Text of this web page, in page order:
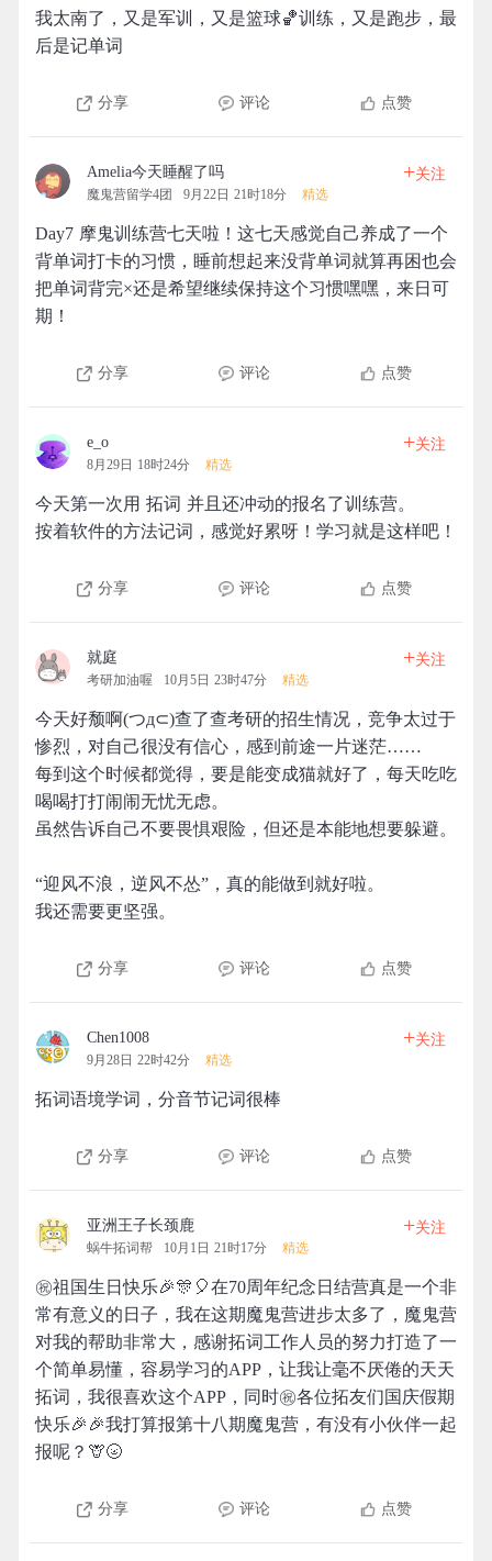
我太南了，又是军训，又是篮球🏀训练，又是跑步，最
后是记单词
分享 评论 点赞
Amelia今天睡醒了吗
魔鬼营留学4团 9月22日 21时18分 精选
+关注
Day7 摩鬼训练营七天啦！这七天感觉自己养成了一个
背单词打卡的习惯，睡前想起来没背单词就算再困也会
把单词背完×还是希望继续保持这个习惯嘿嘿，来日可
期！
分享 评论 点赞
e_o
8月29日 18时24分 精选
+关注
今天第一次用 拓词 并且还冲动的报名了训练营。
按着软件的方法记词，感觉好累呀！学习就是这样吧！
分享 评论 点赞
就庭
考研加油喔 10月5日 23时47分 精选
+关注
今天好颓啊(つд⊂)查了查考研的招生情况，竞争太过于
惨烈，对自己很没有信心，感到前途一片迷茫……
每到这个时候都觉得，要是能变成猫就好了，每天吃吃
喝喝打打闹闹无忧无虑。
虽然告诉自己不要畏惧艰险，但还是本能地想要躲避。
“迎风不浪，逆风不怂”，真的能做到就好啦。
我还需要更坚强。
分享 评论 点赞
Chen1008
9月28日 22时42分 精选
+关注
拓词语境学词，分音节记词很棒
分享 评论 点赞
亚洲王子长颈鹿
蜗牛拓词帮 10月1日 21时17分 精选
+关注
㊗️祖国生日快乐🎉🎊🎈在70周年纪念日结营真是一个非
常有意义的日子，我在这期魔鬼营进步太多了，魔鬼营
对我的帮助非常大，感谢拓词工作人员的努力打造了一
个简单易懂，容易学习的APP，让我让毫不厌倦的天天
拓词，我很喜欢这个APP，同时㊗️各位拓友们国庆假期
快乐🎉🎉我打算报第十八期魔鬼营，有没有小伙伴一起
报呢？🦒🌝
分享 评论 点赞